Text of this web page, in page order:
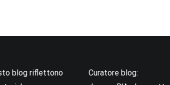
blog riflettono
Curatore blog: